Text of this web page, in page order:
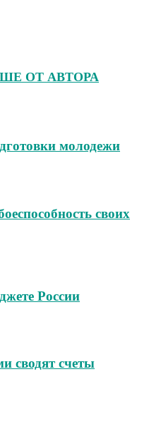
ОТ АВТОРА
молодежи
своих
России
сводят счеты